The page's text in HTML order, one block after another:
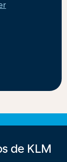
de KLM